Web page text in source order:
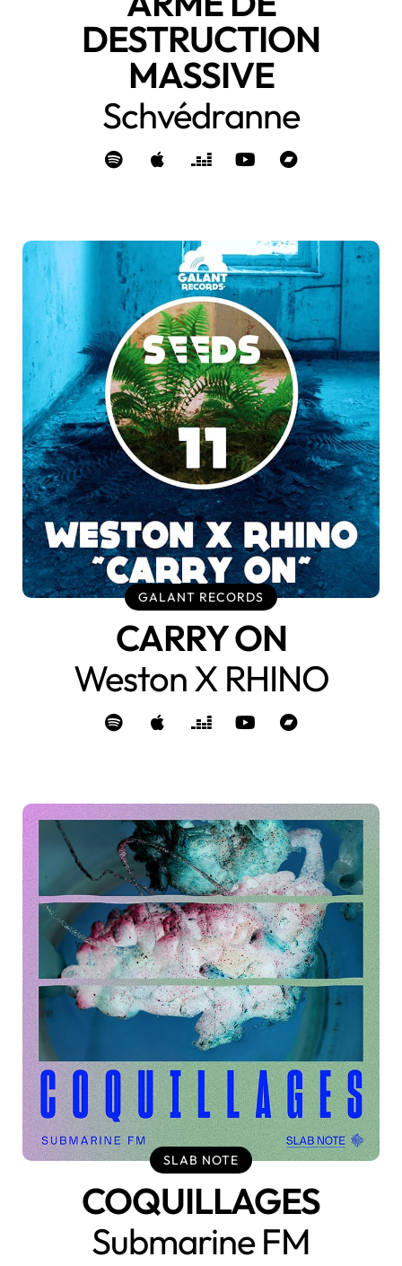
DESTRUCTION
MASSIVE
Schvédranne
GALANT RECORDS
CARRY ON
Weston X RHINO
SLAB NOTE
COQUILLAGES
Submarine FM